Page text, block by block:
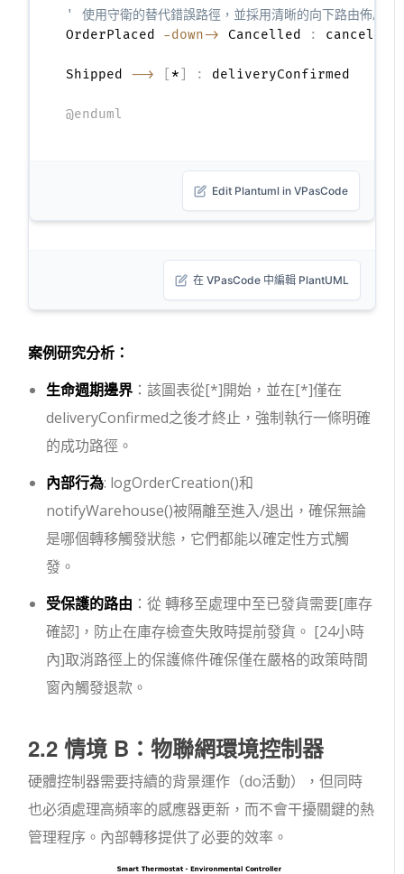
' 使用守衛的替代錯誤路徑，並採用清晰的向下路由佈局
OrderPlaced -down-> Cancelled :
Shipped --> * : deliveryConfirmed
@enduml
Edit Plantuml in VPasCode
在 VPasCode 中編輯 PlantUML
案例研究分析：
生命週期邊界 ：該圖表從[*]開始，並在[*]僅在
deliveryConfirmed之後才終止，強制執行一條明確
的成功路徑。
內部行為: logOrderCreation()和
notifyWarehouse()被隔離至進入/退出 ，確保無論
是哪個轉移觸發狀態，它們都能以確定性方式觸
發。
受保護的路由 ：從 轉移至處理中至已發貨需要[庫存
確認] ，防止在庫存檢查失敗時提前發貨。 [24小時
內]取消路徑上的保護條件確保僅在嚴格的政策時間
窗內觸發退款。
2.2 情境 B：物聯網環境控制器
硬體控制器需要持續的背景運作（do活動），但同時
也必須處理高頻率的感應器更新，而不會干擾關鍵的熱
管理程序。內部轉移提供了必要的效率。